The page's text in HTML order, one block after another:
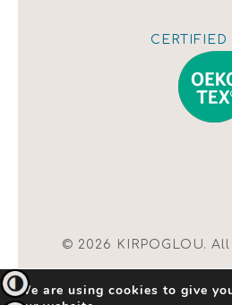
Passer en contraste élevé
CERTIFIED
© 2026 KIRPOGLOU.
We are using cookies to give